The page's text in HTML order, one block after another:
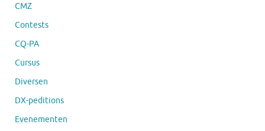
CMZ
Contests
CQ-PA
Cursus
Diversen
DX-peditions
Evenementen